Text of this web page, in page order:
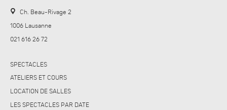
Ch. Beau-Rivage 2
1006 Lausanne
021 616 26 72
SPECTACLES
ATELIERS ET COURS
LOCATION DE SALLES
LES SPECTACLES PAR DATE